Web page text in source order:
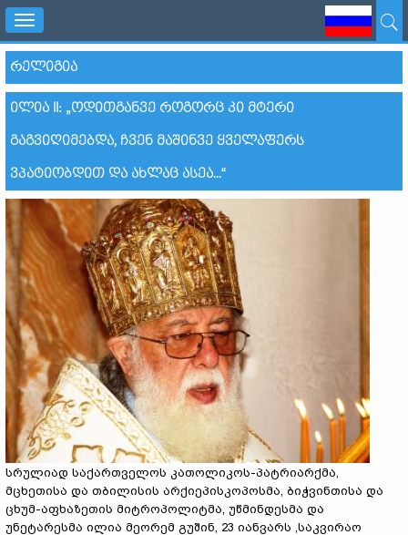
Toggle
navigation
ᲠᲔᲚᲘᲒᲘᲐ
ᲘᲚᲘᲐ II: „ᲝᲓᲘᲗᲒᲐᲜᲕᲔ ᲠᲝᲒᲝᲠᲪ ᲙᲘ ᲛᲢᲔᲠᲘ
ᲒᲐᲒᲕᲘᲦᲘᲛᲔᲑᲓᲐ, ᲩᲕᲔᲜ ᲛᲐᲨᲘᲜᲕᲔ ᲧᲕᲔᲚᲐᲤᲔᲠᲡ
ᲕᲞᲐᲢᲘᲝᲑᲓᲘᲗ ᲓᲐ ᲐᲮᲚᲐᲪ ᲐᲡᲔᲐ...“
სრულიად საქართველოს კათოლიკოს-პატრიარქმა,
მცხეთისა და თბილისის არქიეპისკოპოსმა, ბიჭვინთისა და
ცხუმ-აფხაზეთის მიტროპოლიტმა, უწმინდესმა და
უნეტარესმა ილია მეორემ გუშინ, 23 იანვარს ,საკვირაო